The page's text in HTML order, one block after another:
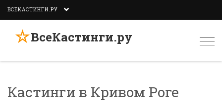
ВСЕКАСТИНГИ.РУ
☆ВсеКастинги.ру
Кастинги в Кривом Роге